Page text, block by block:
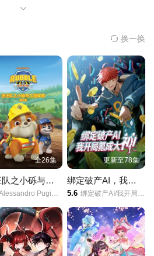
的梅茵，赋予了约翰与海蒂"古腾堡"的
力与奇异知识的梅茵具有利用价值的
换一换
全26集
汪汪队之小砾与工程家族第三季国语
Pugiotto/Leslie Adlam/拉克斯顿·汉斯贝克/
更新至78集
绑定破产AI，我开局氪成大神动态漫画第一季
5.6 绑定破产AI/我开局氪成大神/动态漫画/第1季/